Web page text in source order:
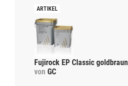
Fujirock EP Classic goldbraun
von GC